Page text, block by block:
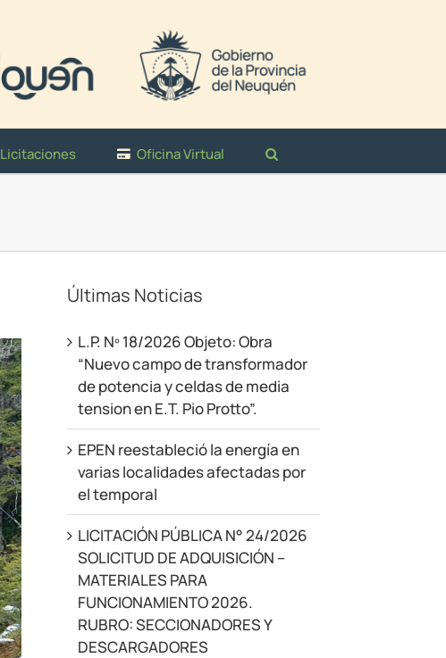
Licitaciones Oficina Virtual
Últimas Noticias
L.P. Nº 18/2026 Objeto: Obra
“Nuevo campo de transformador
de potencia y celdas de media
tension en E.T. Pio Protto”.
EPEN reestableció la energía en
varias localidades afectadas por
el temporal
LICITACIÓN PÚBLICA N° 24/2026
SOLICITUD DE ADQUISICIÓN –
MATERIALES PARA
FUNCIONAMIENTO 2026.
RUBRO: SECCIONADORES Y
DESCARGADORES